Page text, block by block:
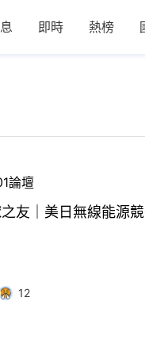
即時 熱榜
論壇
友｜美日無線能源
12